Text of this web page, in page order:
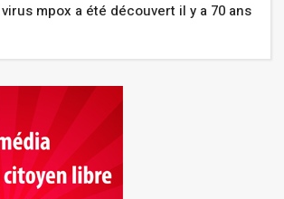
mpox a été découvert il y a 70 ans